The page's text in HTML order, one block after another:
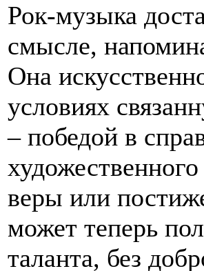
Рок-музыка
смысле,
Она
условиях
– победой в
веры или
может теперь
таланта, без